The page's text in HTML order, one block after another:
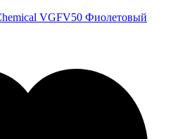
VGFV50 Фиолетовый